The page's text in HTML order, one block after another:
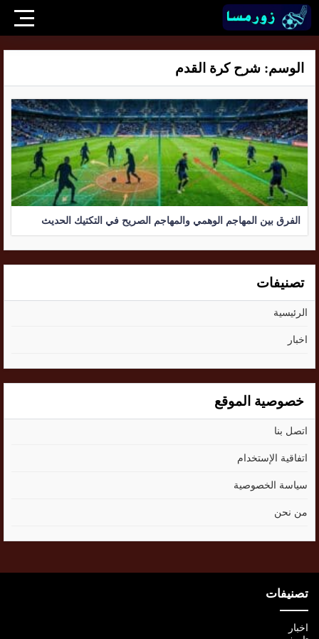
الوسم: شرح كرة القدم
الفرق بين المهاجم الوهمي والمهاجم الصريح في التكتيك الحديث
تصنيفات
الرئيسية
اخبار
خصوصية الموقع
اتصل بنا
اتفاقية الإستخدام
سياسة الخصوصية
من نحن
تصنيفات
اخبار